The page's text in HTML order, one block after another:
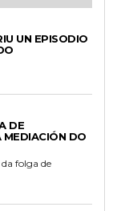
UN EPISODIO
DE
MEDIACIÓN DO
folga de